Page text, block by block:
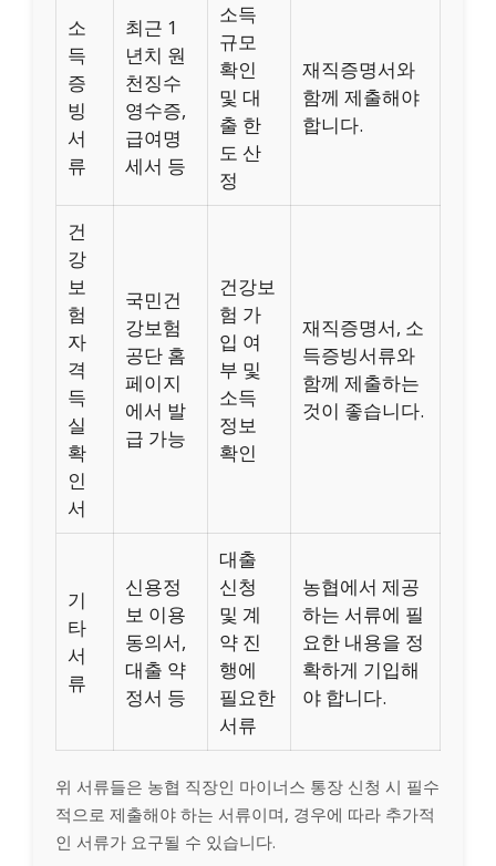
소
득
증
빙
서
류
최근 1
년치 원
천징수
영수증,
급여명
세서 등
소득
규모
확인
및 대
출 한
도 산
정
재직증명서와
함께 제출해야
합니다.
건
강
보
험
자
격
득
실
확
인
서
국민건
강보험
공단 홈
페이지
에서 발
급 가능
건강보
험 가
입 여
부 및
소득
정보
확인
재직증명서, 소
득증빙서류와
함께 제출하는
것이 좋습니다.
기
타
서
류
신용정
보 이용
동의서,
대출 약
정서 등
대출
신청
및 계
약 진
행에
필요한
서류
농협에서 제공
하는 서류에 필
요한 내용을 정
확하게 기입해
야 합니다.
위 서류들은 농협 직장인 마이너스 통장 신청 시 필수
적으로 제출해야 하는 서류이며, 경우에 따라 추가적
인 서류가 요구될 수 있습니다.